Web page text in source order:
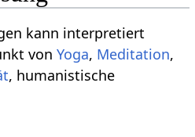
kann interpretiert
vonYoga, Meditation,
, humanistische